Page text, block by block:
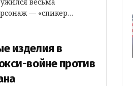
— «спикер…
изделия в
войне против